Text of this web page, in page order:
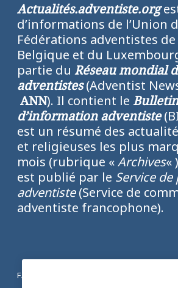
Actualités.adventiste.org
d’informations de l’Union
Fédérations adventistes de
Belgique et du
partie du Réseau mondial
adventistes(Adventist
ANN). Il contient le Bulletin
d’information adventiste
est un résumé des
et religieuses les plus
mois (rubrique «Archives«
est publié par le Service de
adventiste(Service de
adventiste francophone).
FACEBOOK